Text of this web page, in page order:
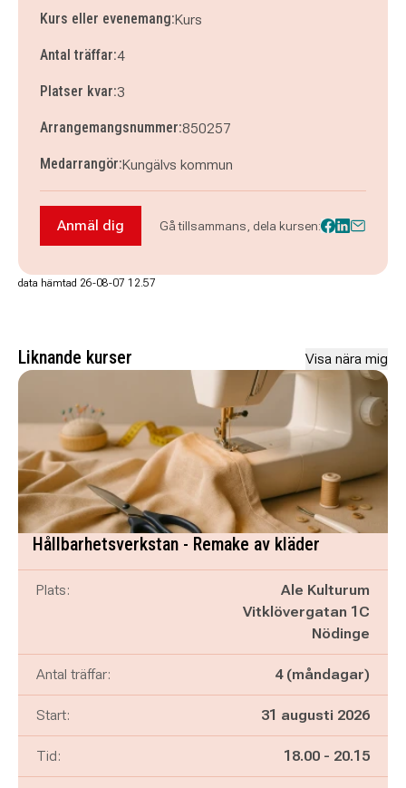
Kurs eller evenemang:Kurs
Antal träffar:4
Platser kvar:3
Arrangemangsnummer:850257
Medarrangör:Kungälvs kommun
Anmäl dig till Hållbarhetsverkstan - Lär känna
Anmäl dig Gå tillsammans, dela kursen:
data hämtad 26-08-07 12.57
Liknande kurser Visa nära mig
Hållbarhetsverkstan - Remake av kläder
Plats:
Ale Kulturum
Vitklövergatan 1C
Nödinge
Antal träffar: 4 (måndagar)
Start: 31 augusti 2026
Tid: Pågår mellan
18.00 - och
20.15